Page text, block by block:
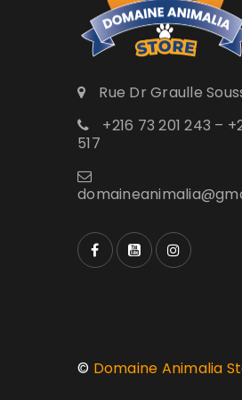
Rue Dr Graulle
+216 73 201 243 –
517
© Domaine Animalia